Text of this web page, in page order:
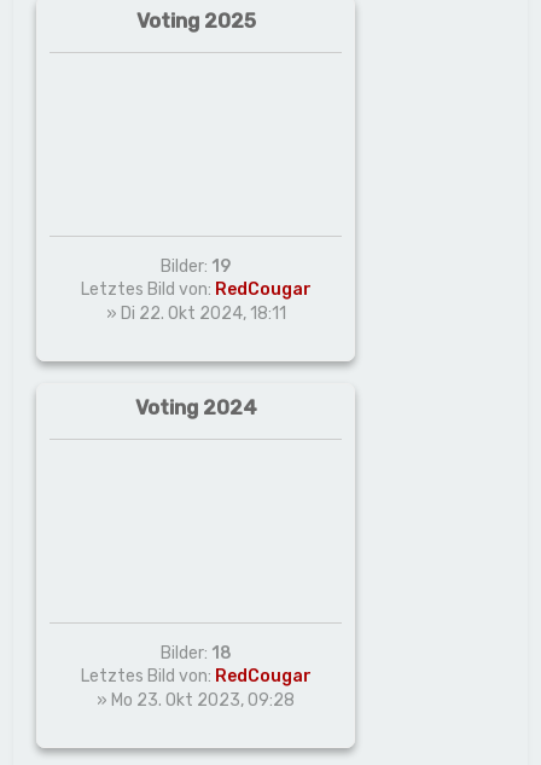
Voting 2025
Bilder: 19
Letztes Bild von: RedCougar
» Di 22. Okt 2024, 18:11
Voting 2024
Bilder: 18
Letztes Bild von: RedCougar
» Mo 23. Okt 2023, 09:28